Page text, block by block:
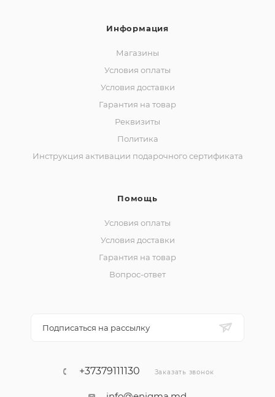
Информация
Магазины
Условия оплаты
Условия доставки
Гарантия на товар
Реквизиты
Политика
Инструкция активации подарочного сертификата
Помощь
Условия оплаты
Условия доставки
Гарантия на товар
Вопрос-ответ
Подписаться на рассылку
+37379111130 Заказать звонок